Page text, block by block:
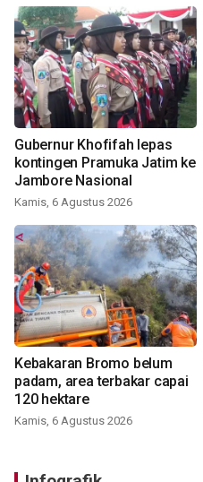
Gubernur Khofifah lepas
kontingen Pramuka Jatim ke
Jambore Nasional
Kamis, 6 Agustus 2026
Kebakaran Bromo belum
padam, area terbakar capai
120 hektare
Kamis, 6 Agustus 2026